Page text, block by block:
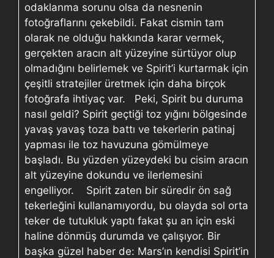
odaklanma sorunu olsa da nesnenin
fotoğraflarını çekebildi. Fakat cismin tam
olarak ne olduğu hakkında karar vermek,
gerçekten aracın alt yüzeyine sürtüyor olup
olmadığını belirlemek ve Spirit’i kurtarmak için
çeşitli stratejiler üretmek için daha birçok
fotoğrafa ihtiyaç var. Peki, Spirit bu duruma
nasıl geldi? Spirit geçtiği toz yığını bölgesinde
yavaş yavaş toza battı ve tekerlerin patinaj
yapması ile toz havuzuna gömülmeye
başladı. Bu yüzden yüzeydeki bu cisim aracın
alt yüzeyine dokundu ve ilerlemesini
engelliyor. Spirit zaten bir süredir ön sağ
tekerleğini kullanamıyordu, bu olayda sol orta
teker de tutukluk yaptı fakat şu an için eski
haline dönmüş durumda ve çalışıyor. Bir
başka güzel haber de: Mars’ın kendisi Spirit’in